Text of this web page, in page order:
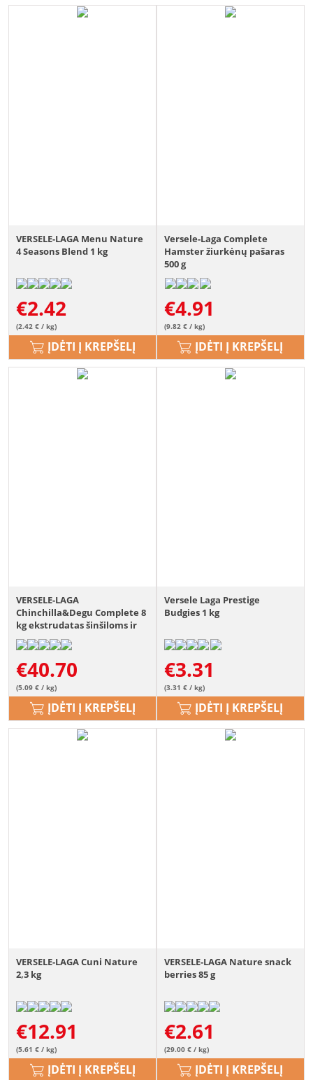
VERSELE-LAGA Menu Nature
4 Seasons Blend 1 kg
€2.42
(2.42 € / kg)
ĮDĖTI Į KREPŠELĮ
Versele-Laga Complete
Hamster žiurkėnų pašaras
500 g
€4.91
(9.82 € / kg)
ĮDĖTI Į KREPŠELĮ
VERSELE-LAGA
Chinchilla&Degu Complete 8
kg ekstrudatas šinšiloms ir
degu
€40.70
(5.09 € / kg)
ĮDĖTI Į KREPŠELĮ
Versele Laga Prestige
Budgies 1 kg
€3.31
(3.31 € / kg)
ĮDĖTI Į KREPŠELĮ
VERSELE-LAGA Cuni Nature
2,3 kg
€12.91
(5.61 € / kg)
ĮDĖTI Į KREPŠELĮ
VERSELE-LAGA Nature snack
berries 85 g
€2.61
(29.00 € / kg)
ĮDĖTI Į KREPŠELĮ